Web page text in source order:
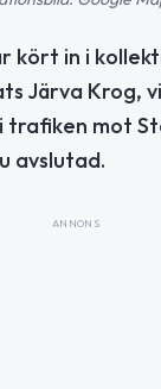
kört in i
Järva Krog,
mot
avslutad.
ANNONS